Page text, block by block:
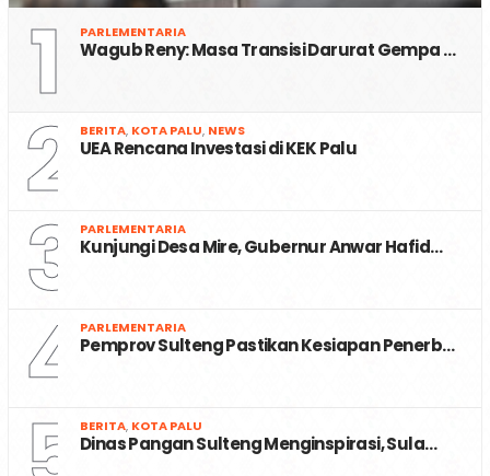
1 PARLEMENTARIA
Wagub Reny: Masa Transisi Darurat Gempa …
2 BERITA, KOTA PALU, NEWS
UEA Rencana Investasi di KEK Palu
3 PARLEMENTARIA
Kunjungi Desa Mire, Gubernur Anwar Hafid…
4 PARLEMENTARIA
Pemprov Sulteng Pastikan Kesiapan Penerb…
BERITA, KOTA PALU
Dinas Pangan Sulteng Menginspirasi, Sula…